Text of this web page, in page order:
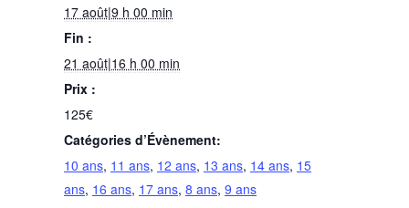
17 août|9 h 00 min
Fin :
21 août|16 h 00 min
Prix :
125€
Catégories d’Évènement:
10 ans, 11 ans, 12 ans, 13 ans, 14 ans, 15
ans, 16 ans, 17 ans, 8 ans, 9 ans